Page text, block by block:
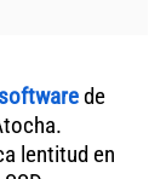
de
lentitud en